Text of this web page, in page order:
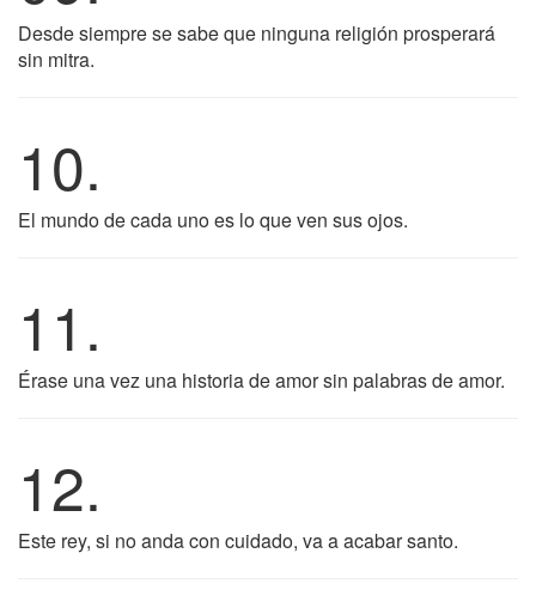
Desde siempre se sabe que ninguna religión prosperará
sin mitra.
10.
El mundo de cada uno es lo que ven sus ojos.
11.
Érase una vez una historia de amor sin palabras de amor.
12.
Este rey, si no anda con cuidado, va a acabar santo.